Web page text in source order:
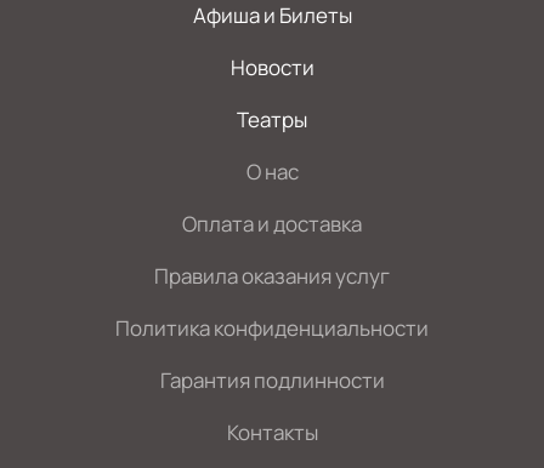
Афиша и Билеты
Новости
Театры
О нас
Оплата и доставка
Правила оказания услуг
Политика конфиденциальности
Гарантия подлинности
Контакты